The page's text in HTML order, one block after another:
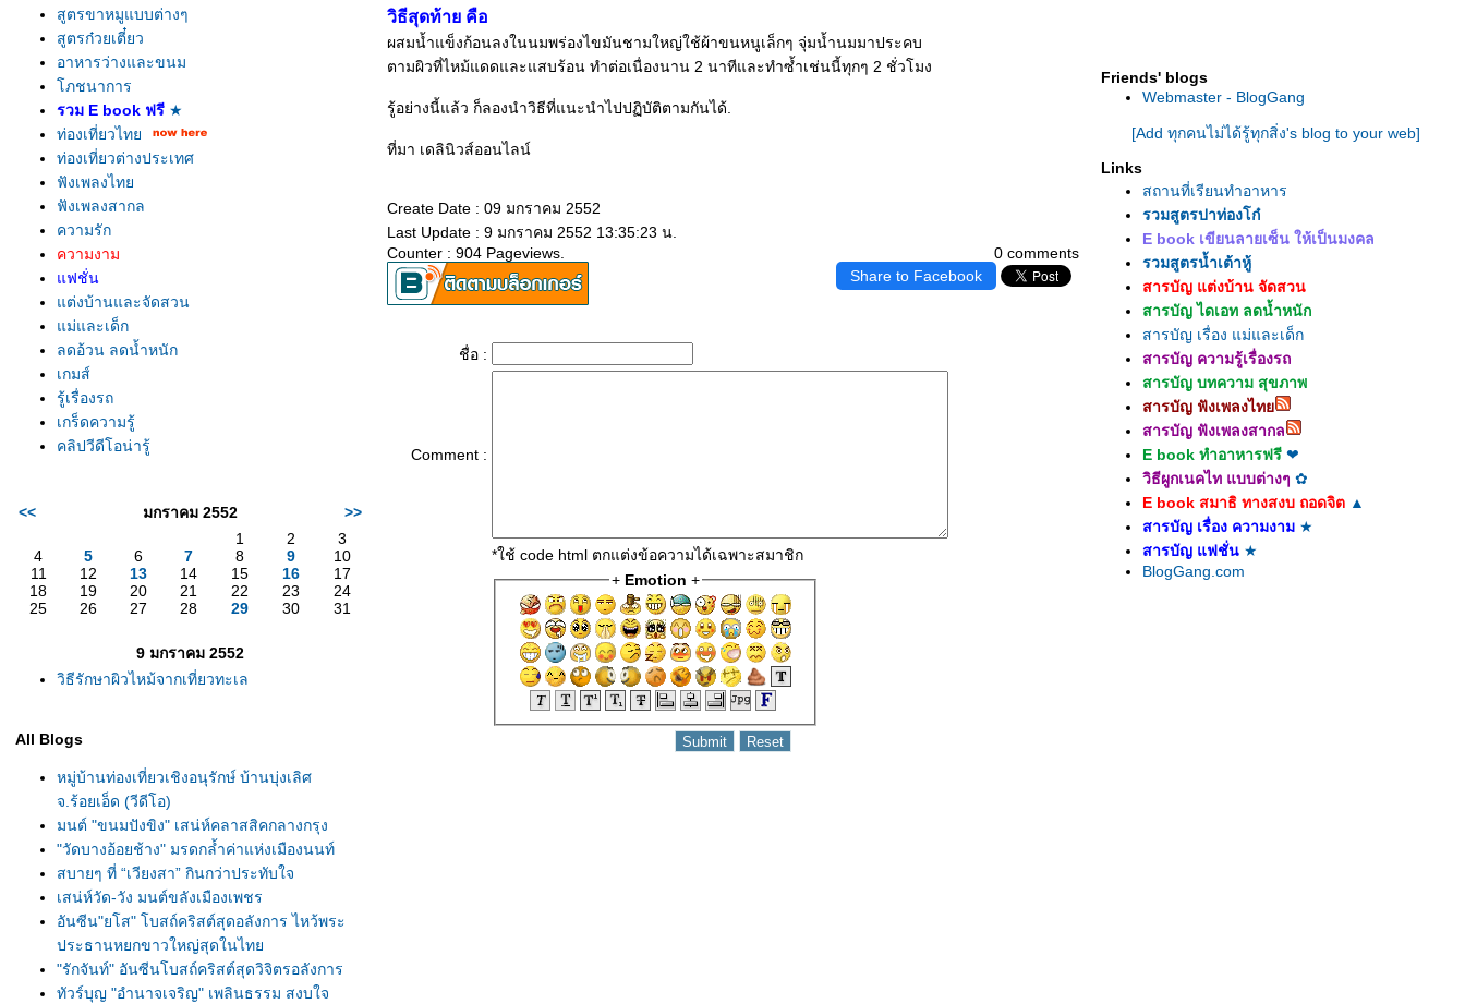
สูตรขาหมูแบบต่างๆ
สูตรก๋วยเตี๋ยว
อาหารว่างและขนม
ภชนาการ
รวม E book ฟรี ★
ท่องเที่ยวไท
ท่องเที่ยวต่างประเทศ
ฟังเพลงไท
ฟังเพลงสากล
ความรัก
ความงาม
ฟชั่น
ต่งบ้านและจัดสวน
ม่และเด็ก
ลดอ้วน ลดน้ำหนัก
เกมส์
รู้เรื่องรถ
เกร็ดความรู้
คลิปวีดีโอน่ารู้
<< มกราคม 2552
>>
1
2
3
4
5 6 7 8 9
10
11
12 13 14 15 16
17
18
19 20 21 22 23
24
25
26 27 28 29 30 31
9 มกราคม 2552
วิธีรักษาผิวไหม้จากเที่ยวทะเล
All Blogs
หมู่บ้านท่องเที่ยวเชิงอนุรักษ์ บ้านบุ่งเลิศ
จ.ร้อยเอ็ด (วีดีโอ)
มนต์ "ขนมปังขิง" เสน่ห์คลาสสิคกลางกรุง
"วัดบางอ้อยช้าง" มรดกล้ำค่าแห่งเมืองนนท์
สบายๆ ที่ “เวียงสา” กินกว่าประทับใจ
เสน่ห์วัด-วัง มนต์ขลังเมืองเพชร
อันซีน"ยโส" โบสถ์คริสต์สุดอลังการ ไหว้พระ
ประธานหยกขาวใหญ่สุดในไท
"รักจันท์" อันซีนโบสถ์คริสต์สุดวิจิตรอลังการ
ทัวร์บุญ "อำนาจเจริญ" เพลินธรรม สงบใจ
วิธีสุดท้าย คือ
ผสมน้ำแข็งก้อนลงในนมพร่องไขมันชามใหญ่ใช้ผ้าขนหนูเล็กๆ จุ่มน้ำนมมาประคบ
ตามผิวที่ไหม้แดดและแสบร้อน ทำต่อเนื่องนาน 2 นาทีและทำซ้ำเช่นนี้ทุกๆ 2 ชั่วโมง
รู้อย่างนี้แล้ว ก็ลองนำวิธีที่แนะนำไปปฏิบัติตามกันได้.
ที่มา เดลินิวส์ออนไลน์
Create Date : 09 มกราคม 2552
Last Update : 9 มกราคม 2552 13:35:23 น.
0 comments
Counter : 904 Pageviews.
Share to Facebook
ชื่อ :
Comment :
*ใช้ code html ตกแต่งข้อความได้เฉพาะสมาชิก
+ Emotion +
Friends' blogs
Webmaster - BlogGang
[Add ทุกคนไม่ได้รู้ทุกสิ่ง's blog to your web]
Links
สถานที่เรียนทำอาหาร
รวมสูตรปาท่องโก๋
E book เขียนลายเซ็น ให้เป็นมงคล
รวมสูตรน้ำเต้าหู้
สารบัญ แต่งบ้าน จัดสวน
สารบัญ ไดเอท ลดน้ำหนัก
สารบัญ เรื่อง แม่และเด็ก
สารบัญ ความรู้เรื่องรถ
สารบัญ บทความ สุขภาพ
สารบัญ ฟังเพลงไท
สารบัญ ฟังเพลงสากล
E book ทำอาหารฟรี ❤
วิธีผูกเนคไท แบบต่างๆ ✿
E book สมาธิ ทางสงบ ถอดจิต ▲
สารบัญ เรื่อง ความงาม ★
สารบัญ แฟชั่น ★
BlogGang.com